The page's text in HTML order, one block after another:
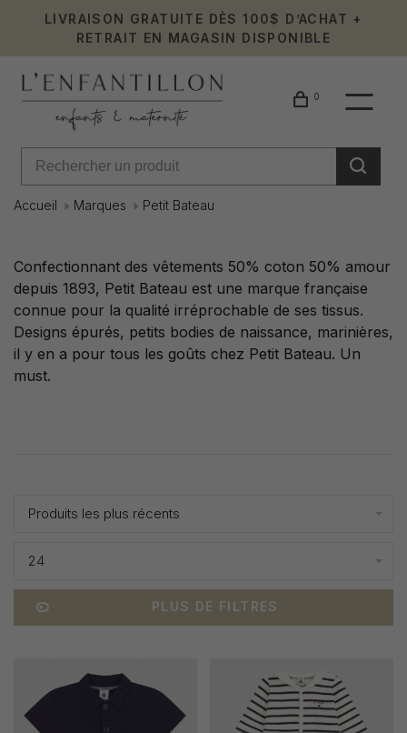
LIVRAISON GRATUITE DÈS 100$ D’ACHAT +
RETRAIT EN MAGASIN DISPONIBLE
0
Accueil Marques Petit Bateau
Petit
Bateau
Confectionnant des vêtements 50% coton 50% amour
depuis 1893, Petit Bateau est une marque française
connue pour la qualité irréprochable de ses tissus.
Designs épurés, petits bodies de naissance, marinières,
il y en a pour tous les goûts chez Petit Bateau. Un
must.
Produits les plus récents
24
PLUS DE FILTRES